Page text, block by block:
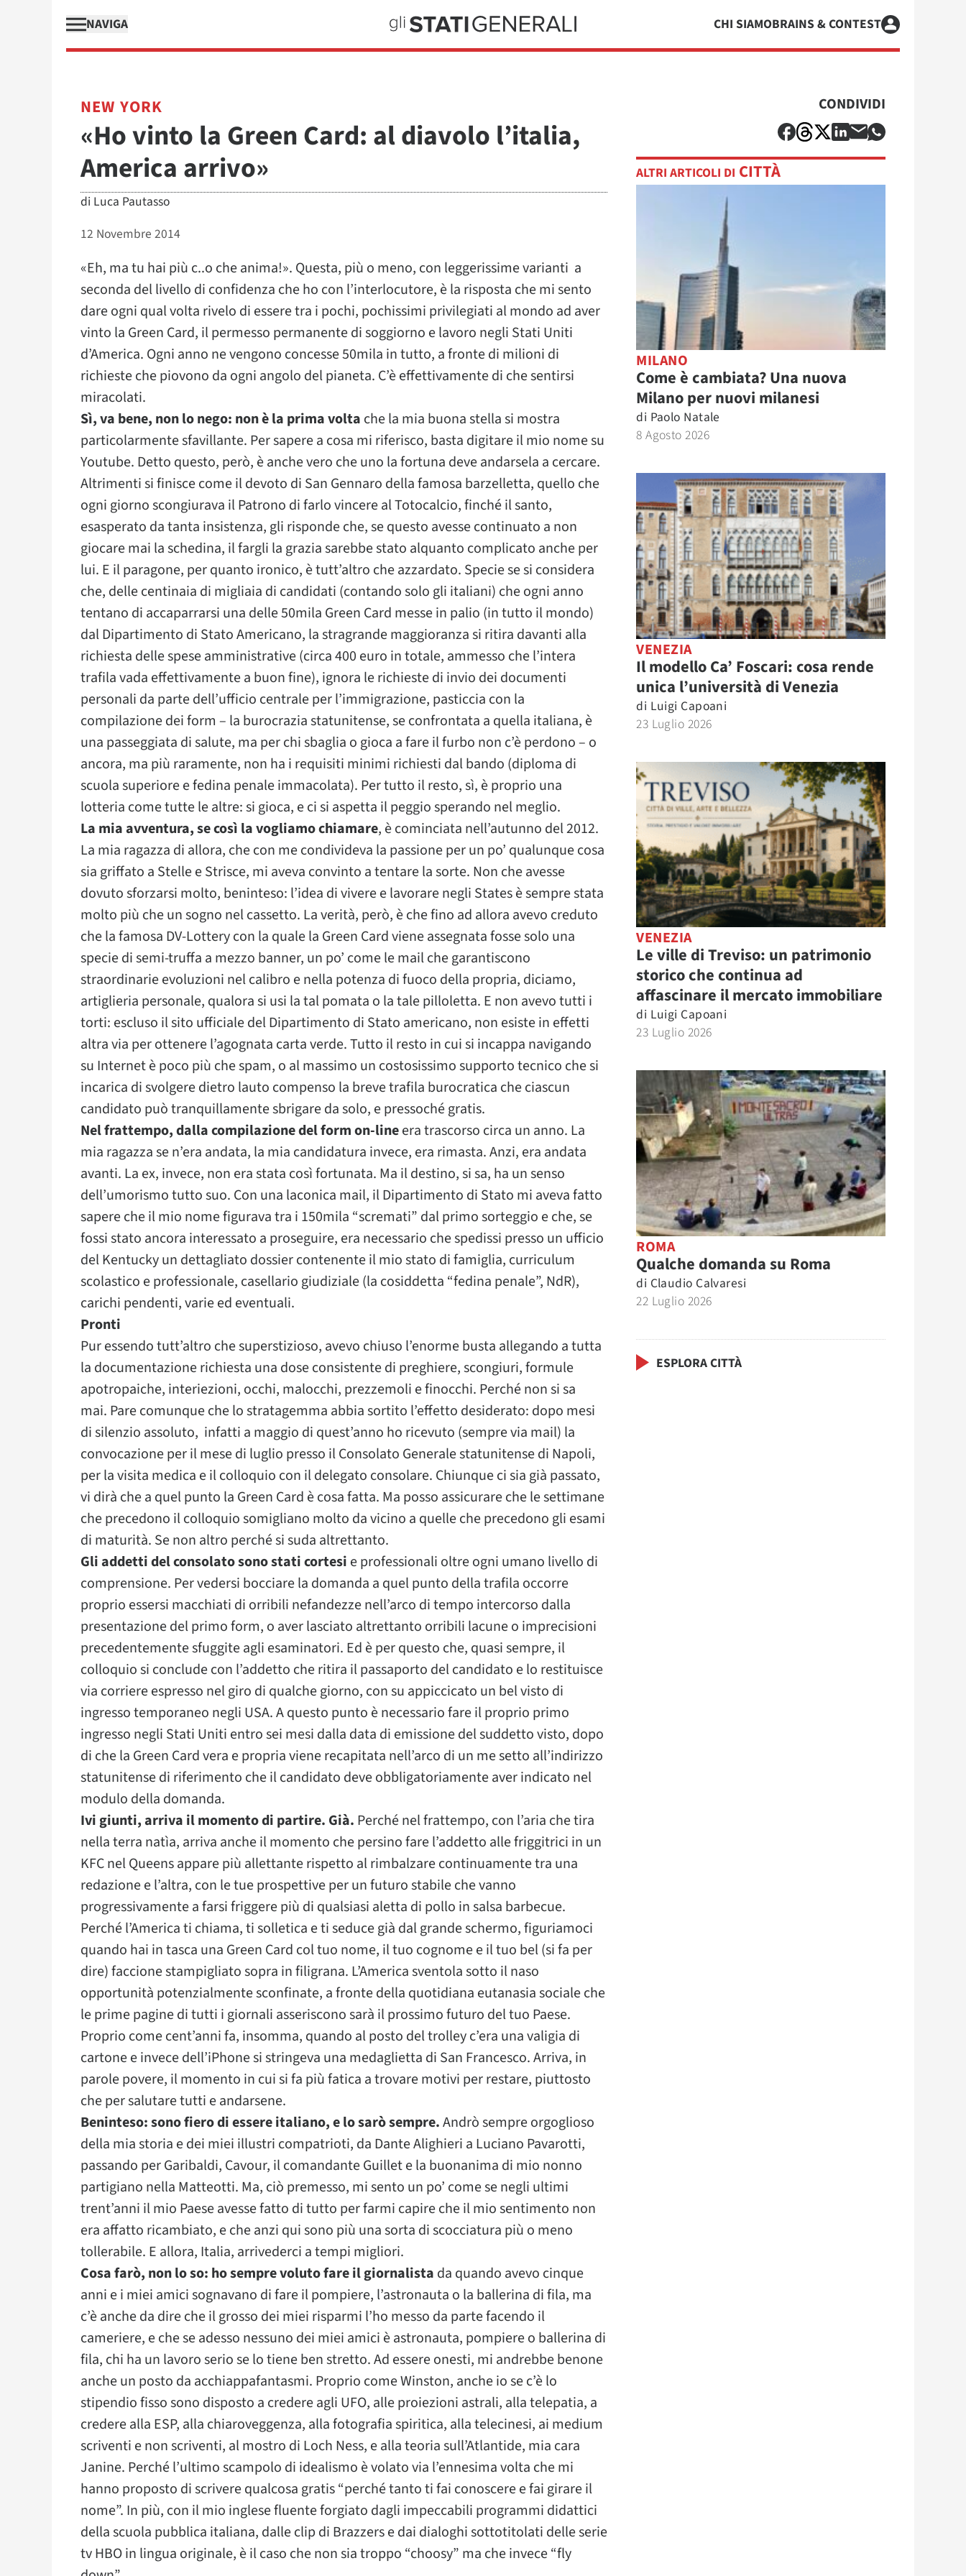
NAVIGA CHI SIAMOBRAINS & CONTEST
NEW YORK
«Ho vinto la Green Card: al diavolo l’italia,
America arrivo»
di Luca Pautasso
12 Novembre 2014
«Eh, ma tu hai più c..o che anima!». Questa, più o meno, con leggerissime varianti a
seconda del livello di confidenza che ho con l’interlocutore, è la risposta che mi sento
dare ogni qual volta rivelo di essere tra i pochi, pochissimi privilegiati al mondo ad aver
vinto la Green Card, il permesso permanente di soggiorno e lavoro negli Stati Uniti
d’America. Ogni anno ne vengono concesse 50mila in tutto, a fronte di milioni di
richieste che piovono da ogni angolo del pianeta. C’è effettivamente di che sentirsi
miracolati.
Sì, va bene, non lo nego: non è la prima volta che la mia buona stella si mostra
particolarmente sfavillante. Per sapere a cosa mi riferisco, basta digitare il mio nome su
Youtube. Detto questo, però, è anche vero che uno la fortuna deve andarsela a cercare.
Altrimenti si finisce come il devoto di San Gennaro della famosa barzelletta, quello che
ogni giorno scongiurava il Patrono di farlo vincere al Totocalcio, finché il santo,
esasperato da tanta insistenza, gli risponde che, se questo avesse continuato a non
giocare mai la schedina, il fargli la grazia sarebbe stato alquanto complicato anche per
lui. E il paragone, per quanto ironico, è tutt’altro che azzardato. Specie se si considera
che, delle centinaia di migliaia di candidati (contando solo gli italiani) che ogni anno
tentano di accaparrarsi una delle 50mila Green Card messe in palio (in tutto il mondo)
dal Dipartimento di Stato Americano, la stragrande maggioranza si ritira davanti alla
richiesta delle spese amministrative (circa 400 euro in totale, ammesso che l’intera
trafila vada effettivamente a buon fine), ignora le richieste di invio dei documenti
personali da parte dell’ufficio centrale per l’immigrazione, pasticcia con la
compilazione dei form – la burocrazia statunitense, se confrontata a quella italiana, è
una passeggiata di salute, ma per chi sbaglia o gioca a fare il furbo non c’è perdono – o
ancora, ma più raramente, non ha i requisiti minimi richiesti dal bando (diploma di
scuola superiore e fedina penale immacolata). Per tutto il resto, sì, è proprio una
lotteria come tutte le altre: si gioca, e ci si aspetta il peggio sperando nel meglio.
La mia avventura, se così la vogliamo chiamare, è cominciata nell’autunno del 2012.
La mia ragazza di allora, che con me condivideva la passione per un po’ qualunque cosa
sia griffato a Stelle e Strisce, mi aveva convinto a tentare la sorte. Non che avesse
dovuto sforzarsi molto, beninteso: l’idea di vivere e lavorare negli States è sempre stata
molto più che un sogno nel cassetto. La verità, però, è che fino ad allora avevo creduto
che la famosa DV-Lottery con la quale la Green Card viene assegnata fosse solo una
specie di semi-truffa a mezzo banner, un po’ come le mail che garantiscono
straordinarie evoluzioni nel calibro e nella potenza di fuoco della propria, diciamo,
artiglieria personale, qualora si usi la tal pomata o la tale pilloletta. E non avevo tutti i
torti: escluso il sito ufficiale del Dipartimento di Stato americano, non esiste in effetti
altra via per ottenere l’agognata carta verde. Tutto il resto in cui si incappa navigando
su Internet è poco più che spam, o al massimo un costosissimo supporto tecnico che si
incarica di svolgere dietro lauto compenso la breve trafila burocratica che ciascun
candidato può tranquillamente sbrigare da solo, e pressoché gratis.
Nel frattempo, dalla compilazione del form on-lineera trascorso circa un anno. La
mia ragazza se n’era andata, la mia candidatura invece, era rimasta. Anzi, era andata
avanti. La ex, invece, non era stata così fortunata. Ma il destino, si sa, ha un senso
dell’umorismo tutto suo. Con una laconica mail, il Dipartimento di Stato mi aveva fatto
sapere che il mio nome figurava tra i 150mila “scremati” dal primo sorteggio e che, se
fossi stato ancora interessato a proseguire, era necessario che spedissi presso un ufficio
del Kentucky un dettagliato dossier contenente il mio stato di famiglia, curriculum
scolastico e professionale, casellario giudiziale (la cosiddetta “fedina penale”, NdR),
carichi pendenti, varie ed eventuali.
Pronti
Pur essendo tutt’altro che superstizioso, avevo chiuso l’enorme busta allegando a tutta
la documentazione richiesta una dose consistente di preghiere, scongiuri, formule
apotropaiche, interiezioni, occhi, malocchi, prezzemoli e finocchi. Perché non si sa
mai. Pare comunque che lo stratagemma abbia sortito l’effetto desiderato: dopo mesi
di silenzio assoluto, infatti a maggio di quest’anno ho ricevuto (sempre via mail) la
convocazione per il mese di luglio presso il Consolato Generale statunitense di Napoli,
per la visita medica e il colloquio con il delegato consolare. Chiunque ci sia già passato,
vi dirà che a quel punto la Green Card è cosa fatta. Ma posso assicurare che le settimane
che precedono il colloquio somigliano molto da vicino a quelle che precedono gli esami
di maturità. Se non altro perché si suda altrettanto.
Gli addetti del consolato sono stati cortesi e professionali oltre ogni umano livello di
comprensione. Per vedersi bocciare la domanda a quel punto della trafila occorre
proprio essersi macchiati di orribili nefandezze nell’arco di tempo intercorso dalla
presentazione del primo form, o aver lasciato altrettanto orribili lacune o imprecisioni
precedentemente sfuggite agli esaminatori. Ed è per questo che, quasi sempre, il
colloquio si conclude con l’addetto che ritira il passaporto del candidato e lo restituisce
via corriere espresso nel giro di qualche giorno, con su appiccicato un bel visto di
ingresso temporaneo negli USA. A questo punto è necessario fare il proprio primo
ingresso negli Stati Uniti entro sei mesi dalla data di emissione del suddetto visto, dopo
di che la Green Card vera e propria viene recapitata nell’arco di un me setto all’indirizzo
statunitense di riferimento che il candidato deve obbligatoriamente aver indicato nel
modulo della domanda.
Ivi giunti, arriva il momento di partire. Già. Perché nel frattempo, con l’aria che tira
nella terra natìa, arriva anche il momento che persino fare l’addetto alle friggitrici in un
KFC nel Queens appare più allettante rispetto al rimbalzare continuamente tra una
redazione e l’altra, con le tue prospettive per un futuro stabile che vanno
progressivamente a farsi friggere più di qualsiasi aletta di pollo in salsa barbecue.
Perché l’America ti chiama, ti solletica e ti seduce già dal grande schermo, figuriamoci
quando hai in tasca una Green Card col tuo nome, il tuo cognome e il tuo bel (si fa per
dire) faccione stampigliato sopra in filigrana. L’America sventola sotto il naso
opportunità potenzialmente sconfinate, a fronte della quotidiana eutanasia sociale che
le prime pagine di tutti i giornali asseriscono sarà il prossimo futuro del tuo Paese.
Proprio come cent’anni fa, insomma, quando al posto del trolley c’era una valigia di
cartone e invece dell’iPhone si stringeva una medaglietta di San Francesco. Arriva, in
parole povere, il momento in cui si fa più fatica a trovare motivi per restare, piuttosto
che per salutare tutti e andarsene.
Beninteso: sono fiero di essere italiano, e lo sarò sempre.Andrò sempre orgoglioso
della mia storia e dei miei illustri compatrioti, da Dante Alighieri a Luciano Pavarotti,
passando per Garibaldi, Cavour, il comandante Guillet e la buonanima di mio nonno
partigiano nella Matteotti. Ma, ciò premesso, mi sento un po’ come se negli ultimi
trent’anni il mio Paese avesse fatto di tutto per farmi capire che il mio sentimento non
era affatto ricambiato, e che anzi qui sono più una sorta di scocciatura più o meno
tollerabile. E allora, Italia, arrivederci a tempi migliori.
Cosa farò, non lo so: ho sempre voluto fare il giornalista da quando avevo cinque
anni e i miei amici sognavano di fare il pompiere, l’astronauta o la ballerina di fila, ma
c’è anche da dire che il grosso dei miei risparmi l’ho messo da parte facendo il
cameriere, e che se adesso nessuno dei miei amici è astronauta, pompiere o ballerina di
fila, chi ha un lavoro serio se lo tiene ben stretto. Ad essere onesti, mi andrebbe benone
anche un posto da acchiappafantasmi. Proprio come Winston, anche io se c’è lo
stipendio fisso sono disposto a credere agli UFO, alle proiezioni astrali, alla telepatia, a
credere alla ESP, alla chiaroveggenza, alla fotografia spiritica, alla telecinesi, ai medium
scriventi e non scriventi, al mostro di Loch Ness, e alla teoria sull’Atlantide, mia cara
Janine. Perché l’ultimo scampolo di idealismo è volato via l’ennesima volta che mi
hanno proposto di scrivere qualcosa gratis “perché tanto ti fai conoscere e fai girare il
nome”. In più, con il mio inglese fluente forgiato dagli impeccabili programmi didattici
della scuola pubblica italiana, dalle clip di Brazzers e dai dialoghi sottotitolati delle serie
tv HBO in lingua originale, è il caso che non sia troppo “choosy” ma che invece “fly
CONDIVIDI
ALTRI ARTICOLI DI CITTÀ
MILANO
Come è cambiata? Una nuova
Milano per nuovi milanesi
di Paolo Natale
8 Agosto 2026
VENEZIA
Il modello Ca’ Foscari: cosa rende
unica l’università di Venezia
di Luigi Capoani
23 Luglio 2026
VENEZIA
Le ville di Treviso: un patrimonio
storico che continua ad
affascinare il mercato immobiliare
di Luigi Capoani
23 Luglio 2026
ROMA
Qualche domanda su Roma
di Claudio Calvaresi
22 Luglio 2026
ESPLORA CITTÀ